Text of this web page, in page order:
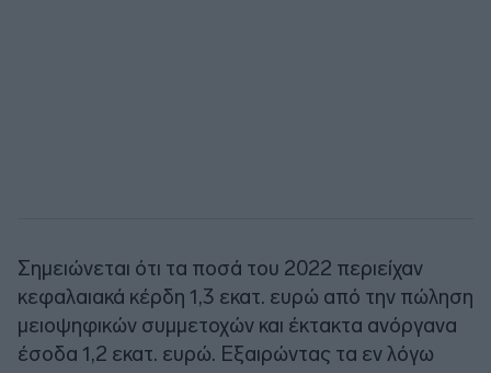
Σημειώνεται ότι τα ποσά του 2022 περιείχαν
κεφαλαιακά κέρδη 1,3 εκατ. ευρώ από την πώληση
μειοψηφικών συμμετοχών και έκτακτα ανόργανα
έσοδα 1,2 εκατ. ευρώ. Εξαιρώντας τα εν λόγω